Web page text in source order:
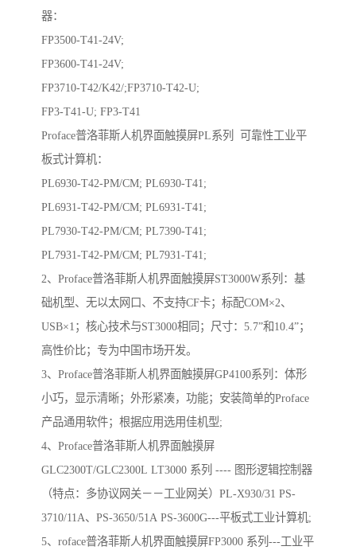
器：
FP3500-T41-24V;
FP3600-T41-24V;
FP3710-T42/K42/;FP3710-T42-U;
FP3-T41-U; FP3-T41
Proface普洛菲斯人机界面触摸屏PL系列 可靠性工业平
板式计算机：
PL6930-T42-PM/CM; PL6930-T41;
PL6931-T42-PM/CM; PL6931-T41;
PL7930-T42-PM/CM; PL7390-T41;
PL7931-T42-PM/CM; PL7931-T41;
2、Proface普洛菲斯人机界面触摸屏ST3000W系列：基
础机型、无以太网口、不支持CF卡；标配COM×2、
USB×1；核心技术与ST3000相同；尺寸：5.7”和10.4”；
高性价比；专为中国市场开发。
3、Proface普洛菲斯人机界面触摸屏GP4100系列：体形
小巧，显示清晰；外形紧凑，功能；安装简单的Proface
产品通用软件；根据应用选用佳机型;
4、Proface普洛菲斯人机界面触摸屏
GLC2300T/GLC2300L LT3000 系列 ---- 图形逻辑控制器
（特点：多协议网关－－工业网关）PL-X930/31 PS-
3710/11A、PS-3650/51A PS-3600G---平板式工业计算机;
5、roface普洛菲斯人机界面触摸屏FP3000 系列---工业平